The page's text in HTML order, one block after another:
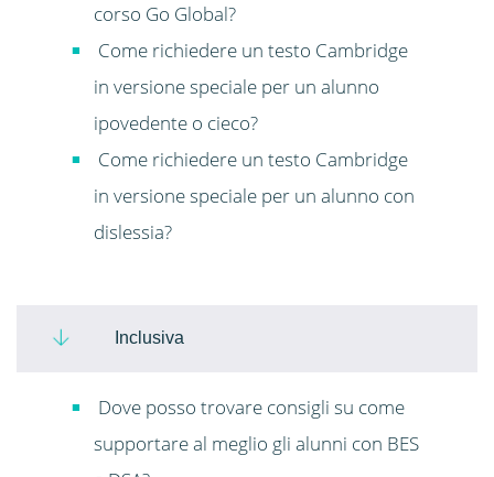
corso Go Global?
Come richiedere un testo Cambridge
in versione speciale per un alunno
ipovedente o cieco?
Come richiedere un testo Cambridge
in versione speciale per un alunno con
dislessia?
Inclusiva
Dove posso trovare consigli su come
supportare al meglio gli alunni con BES